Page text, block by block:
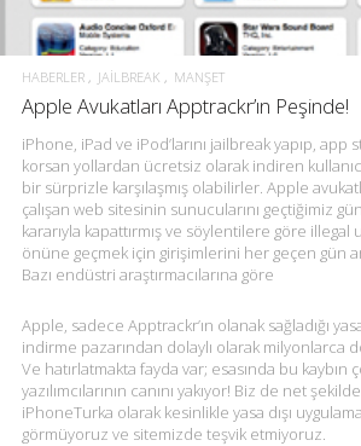
HABERLER JAILBREAK MANŞET
Apple Avukatları Apptrackr’ın Peşinde!
iPhone, iPad ve iPod’larını jailbreak yapıp, app
korsan yollardan ücretsiz olarak indiren
bir sürprizle karşılaşmış olabilirler. Apple
çalışan web sitesinin sunucularını geçtiğimiz
kararıyla kapattırmış ve söylentilere göre
önüne geçmek için girişimlerini her geçen gün
Bazı endüstri araştırmacılarına göre
Apple, sadece Apptrackr’ın olanak sağladığı
indirme pazarından dolaylı olarak milyonlarca
Ve hatırlatmakta fayda var; esasında bu kaybın
yazılımcılarının canını yakıyor! Biz de net
iPhoneTurka olarak kesinlikle yasa dışı
görmüyoruz ve sitemizde teşvik etmiyoruz.